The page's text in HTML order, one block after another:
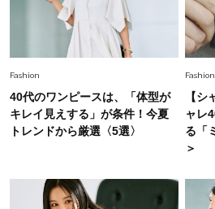
26年夏は「小ぶり」
【最旬かごバッグ】6
Fashion
40代のワンピースは、「体型が
キレイ見えする」が条件！今夏
トレンドから厳選〈5選〉
Fashion
【
ャレ
る「
＞